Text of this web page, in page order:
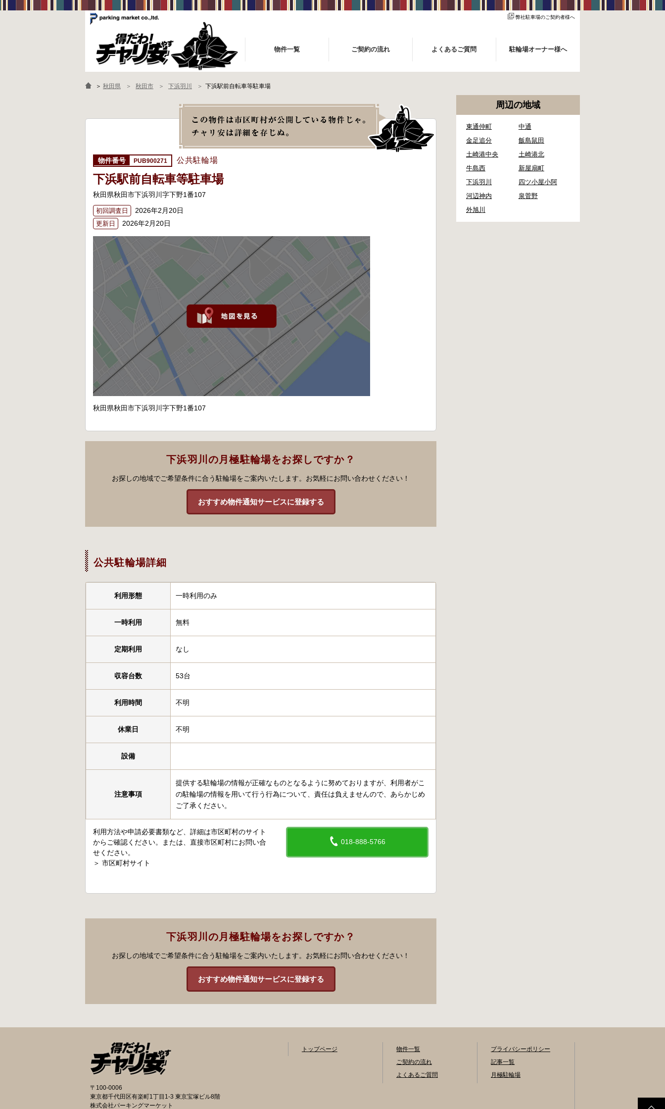
弊社駐車場のご契約者様へ
物件一覧 ご契約の流れ よくあるご質問 駐輪場オーナー様へ
＞ 秋田県 秋田市 下浜羽川 下浜駅前自転車等駐車場
PUB900271 公共駐輪場
下浜駅前自転車等駐車場
秋田県秋田市下浜羽川字下野1番107
初回調査日 2026年2月20日
更新日 2026年2月20日
秋田県秋田市下浜羽川字下野1番107
下浜羽川の月極駐輪場をお探しですか？
お探しの地域でご希望条件に合う駐輪場をご案内いたします。お気軽にお問い合わせください！
おすすめ物件通知サービスに登録する
公共駐輪場詳細
利用形態 一時利用のみ
一時利用 無料
定期利用 なし
収容台数 53台
利用時間 不明
休業日 不明
設備
注意事項
提供する駐輪場の情報が正確なものとなるように努めておりますが、利用者がこ
の駐輪場の情報を用いて行う行為について、責任は負えませんので、あらかじめ
ご了承ください。
018-888-5766
利用方法や申請必要書類など、詳細は市区町村のサイト
からご確認ください。または、直接市区町村にお問い合
せください。
＞ 市区町村サイト
下浜羽川の月極駐輪場をお探しですか？
お探しの地域でご希望条件に合う駐輪場をご案内いたします。お気軽にお問い合わせください！
おすすめ物件通知サービスに登録する
周辺の地域
東通仲町
中通
金足追分
飯島鼠田
土崎港中央
土崎港北
牛島西
新屋扇町
下浜羽川
四ツ小屋小阿
河辺神内
泉菅野
外旭川
〒100-0006
東京都千代田区有楽町1丁目1-3 東京宝塚ビル8階
株式会社パーキングマーケット
トップページ
物件一覧
ご契約の流れ
よくあるご質問
プライバシーポリシー
記事一覧
月極駐輪場